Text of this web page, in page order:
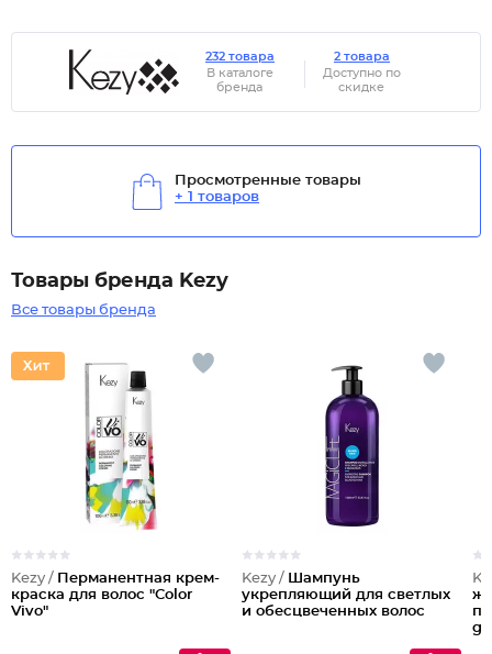
232 товара
В каталоге
бренда
2 товара
Доступно по
скидке
Просмотренные товары
+ 1 товаров
Товары бренда Kezy
Все товары бренда
Kezy / Перманентная крем-
краска для волос "Color
Vivo"
Kezy / Шампунь
укрепляющий для светлых
и обесцвеченных волос